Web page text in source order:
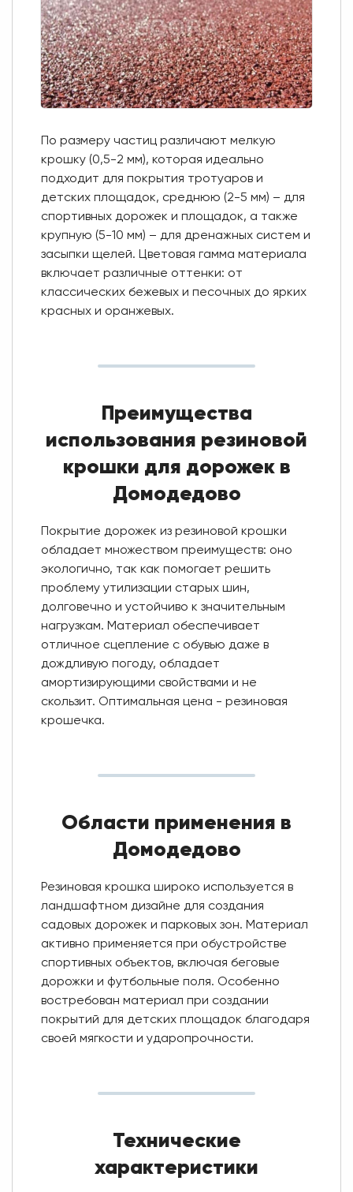
По размеру частиц различают мелкую
крошку (0,5-2 мм), которая идеально
подходит для покрытия тротуаров и
детских площадок, среднюю (2-5 мм) – для
спортивных дорожек и площадок, а также
крупную (5-10 мм) – для дренажных систем и
засыпки щелей. Цветовая гамма материала
включает различные оттенки: от
классических бежевых и песочных до ярких
красных и оранжевых.
Преимущества
использования резиновой
крошки для дорожек в
Домодедово
Покрытие дорожек из резиновой крошки
обладает множеством преимуществ: оно
экологично, так как помогает решить
проблему утилизации старых шин,
долговечно и устойчиво к значительным
нагрузкам. Материал обеспечивает
отличное сцепление с обувью даже в
дождливую погоду, обладает
амортизирующими свойствами и не
скользит. Оптимальная цена - резиновая
крошечка.
Области применения в
Домодедово
Резиновая крошка широко используется в
ландшафтном дизайне для создания
садовых дорожек и парковых зон. Материал
активно применяется при обустройстве
спортивных объектов, включая беговые
дорожки и футбольные поля. Особенно
востребован материал при создании
покрытий для детских площадок благодаря
своей мягкости и ударопрочности.
Технические
характеристики